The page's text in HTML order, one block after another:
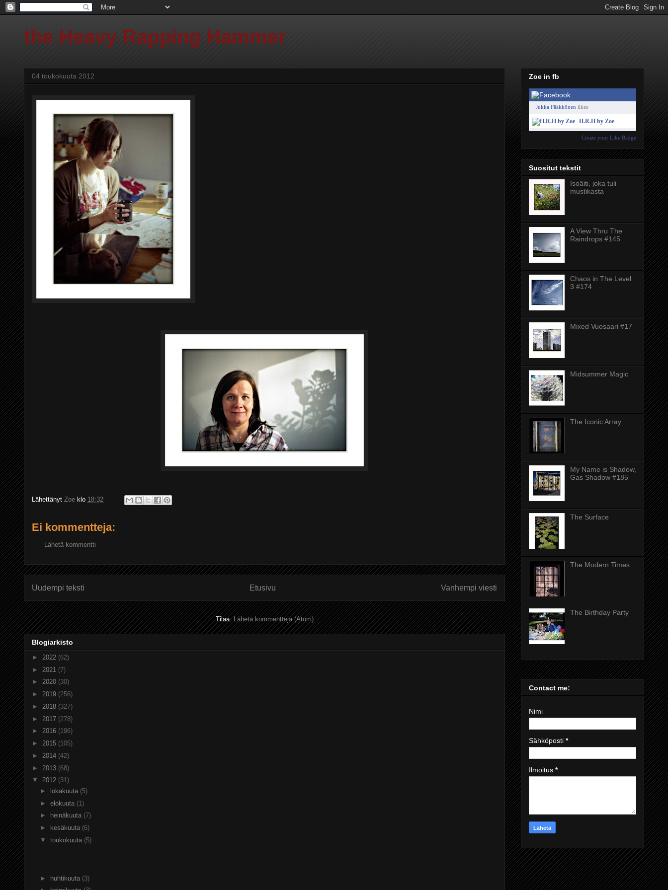
the Heavy Rapping Hammer
04 toukokuuta 2012
Lähettänyt Zoe klo 18:32
Ei kommentteja:
Lähetä kommentti
Uudempi teksti Vanhempi viesti
Etusivu
Tilaa:Lähetä kommentteja (Atom)
Blogiarkisto
► 2022 (62)
► 2021 (7)
► 2020 (30)
► 2019 (256)
► 2018 (327)
► 2017 (278)
► 2016 (196)
► 2015 (105)
► 2014 (42)
► 2013 (68)
▼ 2012 (31)
►
lokakuuta (5)
► elokuuta (1)
►
heinäkuuta (7)
►
kesäkuuta (6)
▼ toukokuuta (5)
► huhtikuuta (3)
Zoe in fb
Jukka Pääkkönen likes
H.R.H by Zoe
Create your Like Badge
Suositut tekstit
Isoäiti, joka tuli
mustikasta
A View Thru The
Raindrops #145
Chaos in The Level
3 #174
Mixed Vuosaari #17
Midsummer Magic
The Iconic Array
My Name is Shadow,
Gas Shadow #185
The Surface
The Modern Times
The Birthday Party
Contact me:
Nimi
Sähköposti *
Ilmoitus *